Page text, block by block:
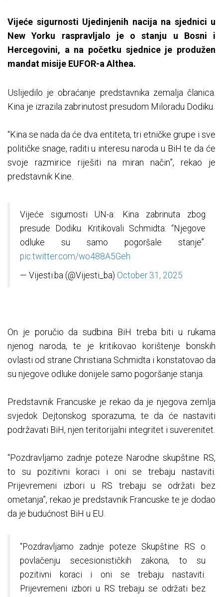
Vijeće sigurnosti Ujedinjenih nacija na sjednici u
New Yorku raspravljalo je o stanju u Bosni i
Hercegovini, a na početku sjednice je produžen
mandat misije EUFOR-a Althea.
Uslijedilo je obraćanje predstavnika zemalja članica.
Kina je izrazila zabrinutost presudom Miloradu Dodiku.
“Kina se nada da će dva entiteta, tri etničke grupe i sve
političke snage, raditi u interesu naroda u BiH te da će
svoje razmirice riješiti na miran način”, rekao je
predstavnik Kine.
Vijeće sigurnosti UN-a: Kina zabrinuta zbog
presude Dodiku. Kritikovali Schmidta: “Njegove
odluke su samo pogoršale stanje”.
pic.twitter.com/wo488A5Geh
— Vijesti.ba (@Vijesti_ba) October 31, 2025
On je poručio da sudbina BiH treba biti u rukama
njenog naroda, te je kritikovao korištenje bonskih
ovlasti od strane Christiana Schmidta i konstatovao da
su njegove odluke donijele samo pogoršanje stanja.
Predstavnik Francuske je rekao da je njegova zemlja
svjedok Dejtonskog sporazuma, te da će nastaviti
podržavati BiH, njen teritorijalni integritet i suverenitet.
“Pozdravljamo zadnje poteze Narodne skupštine RS,
to su pozitivni koraci i oni se trebaju nastaviti.
Prijevremeni izbori u RS trebaju se održati bez
ometanja”, rekao je predstavnik Francuske te je dodao
da je budućnost BiH u EU.
“Pozdravljamo zadnje poteze Skupštine RS o
povlačenju secesionističkih zakona, to su
pozitivni koraci i oni se trebaju nastaviti.
Prijevremeni izbori u RS trebaju se održati bez